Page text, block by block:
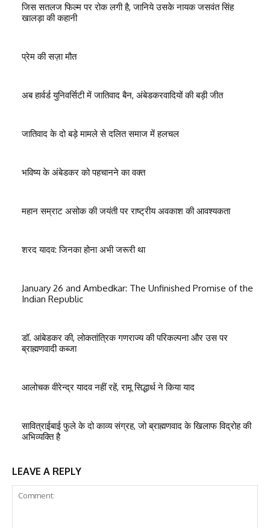
जिस सतलज फिल्म पर रोक लगी है, जानिये उसके नायक जसवंत सिंह
खालड़ा की कहानी
प्रेम की सज़ा मौत
अब हार्वर्ड युनिवर्सिटी में जातिवाद बैन, अंबेडकरवादियों की बड़ी जीत
जातिवाद के दो बड़े मामले से दलित समाज में हलचल
भविष्य के अंबेडकर को पहचानने का वक्त
महान सम्राट असोक की जयंती पर राष्ट्रीय अवकाश की आवश्यकता
शरद यादव: जिनका होना अभी जरूरी था
January 26 and Ambedkar: The Unfinished Promise of the
Indian Republic
डॉ. आंबेडकर की, लोकतांत्रिक गणराज्य की परिकल्पना और उस पर
ब्राह्मणवादी कब्जा
आलोचक वीरेन्द्र यादव नहीं रहें, रामू सिद्धार्थ ने किया याद
सावित्राईबाई फुले के दो काव्य संग्रह, जो ब्राह्मणवाद के खिलाफ विद्रोह की
अभिव्यक्ति है
LEAVE A REPLY